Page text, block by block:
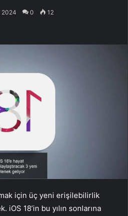
2024 0 12
için üç yeni erişilebilirlik
18’in bu yılın sonlarına